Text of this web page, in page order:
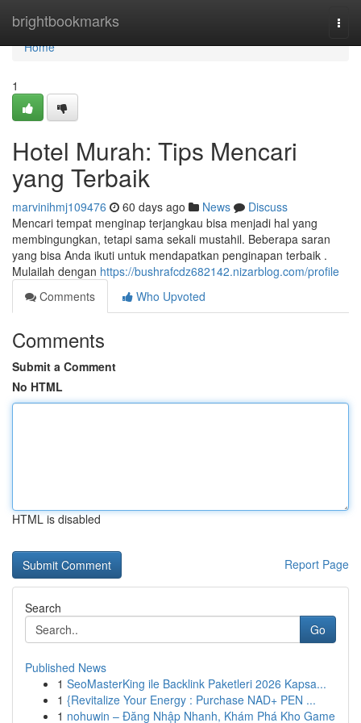
brightbookmarks
Home
Home
1
Hotel Murah: Tips Mencari
yang Terbaik
marvinihmj109476 60 days ago News
Discuss
Mencari tempat menginap terjangkau bisa menjadi hal yang
membingungkan, tetapi sama sekali mustahil. Beberapa saran
yang bisa Anda ikuti untuk mendapatkan penginapan terbaik .
Mulailah dengan https://bushrafcdz682142.nizarblog.com/profile
Comments
Who Upvoted
Comments
Submit a Comment
No HTML
HTML is disabled
Report Page
Search
Go
Published News
1 SeoMasterKing ile Backlink Paketleri 2026 Kapsa...
1 {Revitalize Your Energy : Purchase NAD+ PEN ...
1 nohuwin – Đăng Nhập Nhanh, Khám Phá Kho Game